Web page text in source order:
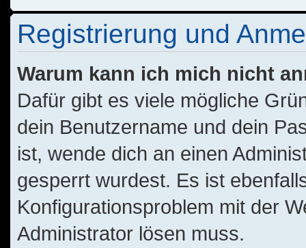
Registrierung und
Warum kann ich mich nicht
Dafür gibt es viele mögliche
dein Benutzername und dein
ist, wende dich an einen
gesperrt wurdest. Es ist
Konfigurationsproblem mit der
Administrator lösen muss.